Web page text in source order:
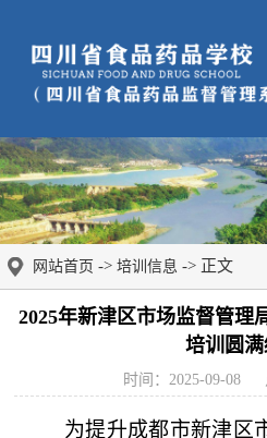
网站首页 -> 培训信息 -> 正文
2025年新津区市场监督管理
培训圆
时间：2025-09-08
为提升成都市新津区